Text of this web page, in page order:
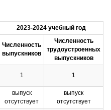
2023-2024 учебный год
Численность
выпускников
Численность
трудоустроенных
выпускников
1 1
выпуск
отсутствует
выпуск
отсутствует